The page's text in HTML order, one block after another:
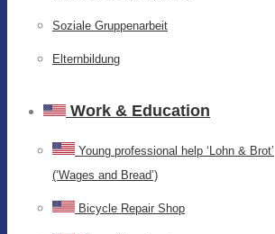
Soziale Gruppenarbeit
Elternbildung
Work & Education
Young professional help ‘Lohn & Brot’
(‘Wages and Bread’)
Bicycle Repair Shop